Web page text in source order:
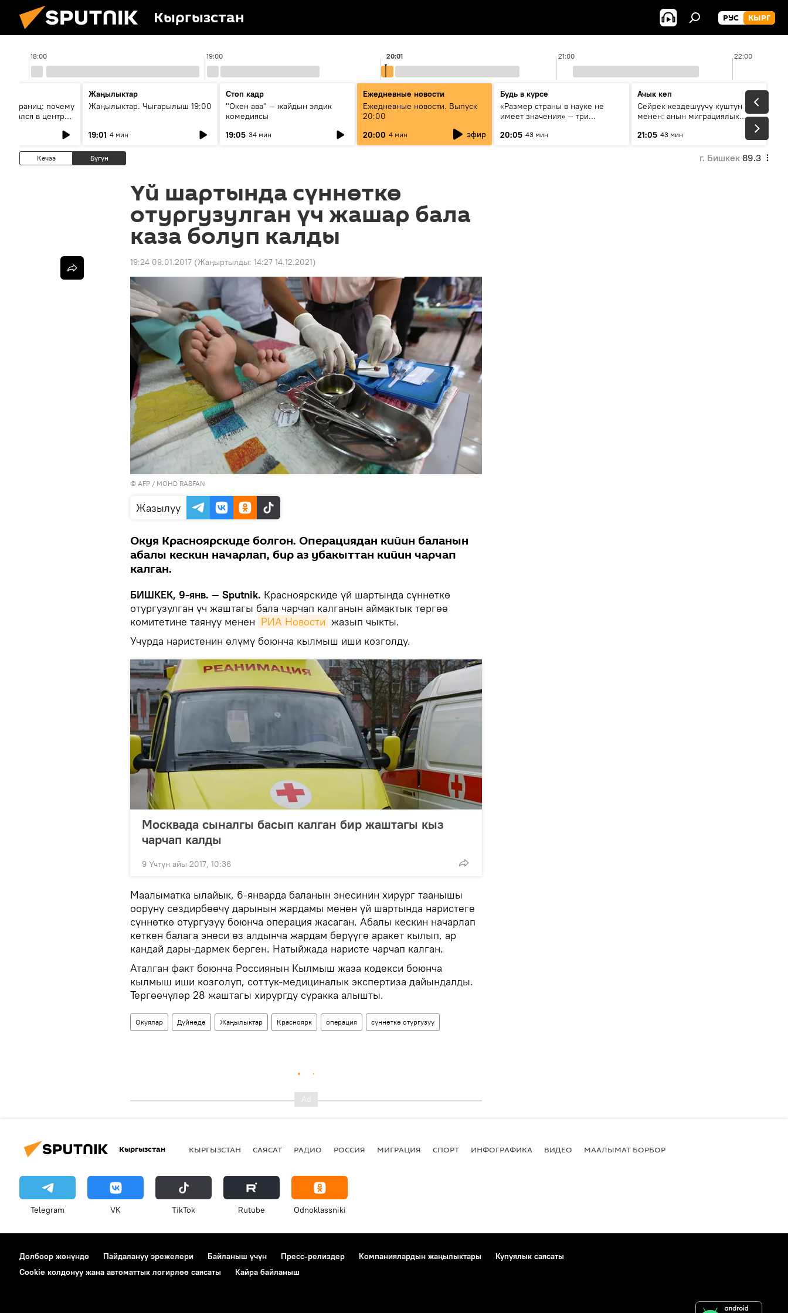
Кыргызстан РУС КЫРГ
18:00 19:00 21:00 22:00
20:01
границ: почему
в центре
Жаңылыктар
Жаңылыктар. Чыгарылыш 19:00
19:01 4 мин
Стоп кадр
"Окен ава" — жайдын элдик
комедиясы
19:05 34 мин
Ежедневные новости
Ежедневные новости. Выпуск
20:00
20:00 4 мин эфир
Будь в курсе
«Размер страны в науке не
имеет значения» — три
России и Кыргызстана в
20:05 43 мин
Ачык кеп
Сейрек кездешүүчү куштун изи
менен: анын миграциялык
21:05 43 мин
Кечээ Бүгүн г. Бишкек 89.3
Үй шартында сүннөткө
отургузулган үч жашар бала
каза болуп калды
19:24 09.01.2017 (Жаңыртылды: 14:27 14.12.2021)
© AFP / MOHD RASFAN
Жазылуу
Окуя Красноярскиде болгон. Операциядан кийин баланын
абалы кескин начарлап, бир аз убакыттан кийин чарчап
калган.
БИШКЕК, 9-янв. — Sputnik. Красноярскиде үй шартында сүннөткө
отургузулган үч жаштагы бала чарчап калганын аймактык тергөө
комитетине таянуу менен РИА Новости жазып чыкты.
Учурда наристенин өлүмү боюнча кылмыш иши козголду.
Москвада сыналгы басып калган бир жаштагы кыз
чарчап калды
9 Үчтүн айы 2017, 10:36
Маалыматка ылайык, 6-январда баланын энесинин хирург таанышы
ооруну сездирбөөчү дарынын жардамы менен үй шартында наристеге
сүннөткө отургузуу боюнча операция жасаган. Абалы кескин начарлап
кеткен балага энеси өз алдынча жардам берүүгө аракет кылып, ар
кандай дары-дармек берген. Натыйжада наристе чарчап калган.
Аталган факт боюнча Россиянын Кылмыш жаза кодекси боюнча
кылмыш иши козголуп, соттук-медициналык экспертиза дайындалды.
Тергөөчүлөр 28 жаштагы хирургду суракка алышты.
Окуялар Дүйнөдө Жаңылыктар Красноярк операция сүннөткө отургузуу
Кыргызстан КЫРГЫЗСТАН САЯСАТ РАДИО РОССИЯ МИГРАЦИЯ СПОРТ ИНФОГРАФИКА ВИДЕО МААЛЫМАТ БОРБОР
Telegram VK ТikТоk Rutube Odnoklassniki
Долбоор жөнүндө Пайдалануу эрежелери Байланыш үчүн Пресс-релиздер Компаниялардын жаңылыктары
Купуялык саясаты
Cookie колдонуу жана автоматтык логирлөө саясаты
Кайра байланыш